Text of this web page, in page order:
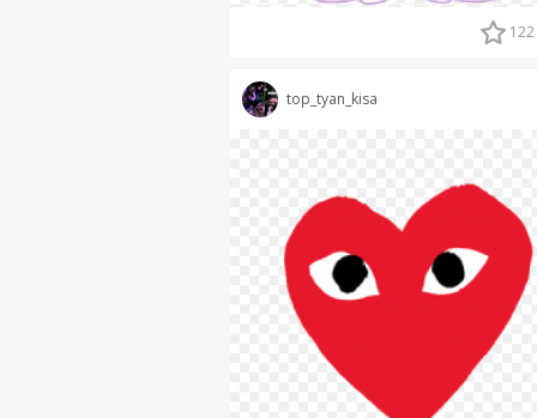
122
top_tyan_kisa